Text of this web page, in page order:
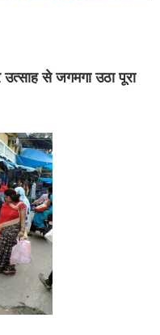
से जगमगा उठा पूरा